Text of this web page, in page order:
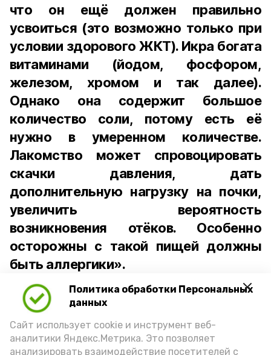
Политика обработки Персональных
данных
Сайт использует cookie и инструмент веб-
аналитики Яндекс.Метрика. Это позволяет
анализировать взаимодействие посетителей с
что он ещё должен правильно
усвоиться (это возможно только при
условии здорового ЖКТ). Икра богата
витаминами (йодом, фосфором,
железом, хромом и так далее).
Однако она содержит большое
количество соли, потому есть её
нужно в умеренном количестве.
Лакомство может спровоцировать
скачки давления, дать
дополнительную нагрузку на почки,
увеличить вероятность
возникновения отёков. Особенно
осторожны с такой пищей должны
быть аллергики».
Для взрослого человека безопасной
порцией икры считается 30-50 граммов
(2-3 ложки). При этом следует обратить
внимание на хлеб, с которым она